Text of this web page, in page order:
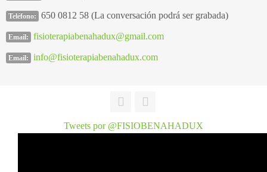
Teléfono: 650 0812 58 (La conversación podrá ser grabada)
Email: fisioterapiabenahadux@gmail.com
Email: info@fisioterapiabenahadux.com
Tweets por @FISIOBENAHADUX